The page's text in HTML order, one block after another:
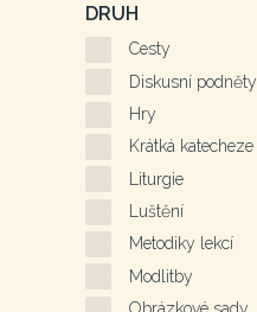
DRUH
Cesty
Diskusní podněty
Hry
Krátká katecheze
Liturgie
Luštění
Metodiky lekcí
Modlitby